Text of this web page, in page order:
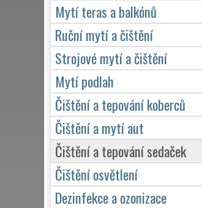
Mytí teras a balkónů
Ruční mytí a čištění
Strojové mytí a čištění
Mytí podlah
Čištění a tepování koberců
Čištění a mytí aut
Čištění a tepování sedaček
Čištění osvětlení
Dezinfekce a ozonizace